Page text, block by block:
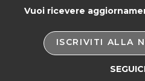
Vuoi ricevere
ISCRIVITI ALLA